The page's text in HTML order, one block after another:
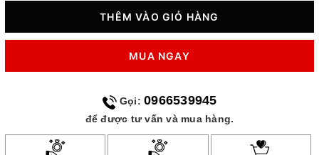
THÊM VÀO GIỎ HÀNG
MUA NGAY
Gọi: 0966539945
để được tư vấn và mua hàng.